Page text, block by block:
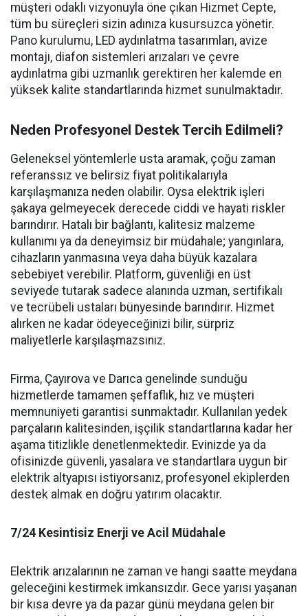
müşteri odaklı vizyonuyla öne çıkan Hizmet Cepte,
tüm bu süreçleri sizin adınıza kusursuzca yönetir.
Pano kurulumu, LED aydınlatma tasarımları, avize
montajı, diafon sistemleri arızaları ve çevre
aydınlatma gibi uzmanlık gerektiren her kalemde en
yüksek kalite standartlarında hizmet sunulmaktadır.
Neden Profesyonel Destek Tercih Edilmeli?
Geleneksel yöntemlerle usta aramak, çoğu zaman
referanssız ve belirsiz fiyat politikalarıyla
karşılaşmanıza neden olabilir. Oysa elektrik işleri
şakaya gelmeyecek derecede ciddi ve hayati riskler
barındırır. Hatalı bir bağlantı, kalitesiz malzeme
kullanımı ya da deneyimsiz bir müdahale; yangınlara,
cihazların yanmasına veya daha büyük kazalara
sebebiyet verebilir. Platform, güvenliği en üst
seviyede tutarak sadece alanında uzman, sertifikalı
ve tecrübeli ustaları bünyesinde barındırır. Hizmet
alırken ne kadar ödeyeceğinizi bilir, sürpriz
maliyetlerle karşılaşmazsınız.
Firma, Çayırova ve Darıca genelinde sunduğu
hizmetlerde tamamen şeffaflık, hız ve müşteri
memnuniyeti garantisi sunmaktadır. Kullanılan yedek
parçaların kalitesinden, işçilik standartlarına kadar her
aşama titizlikle denetlenmektedir. Evinizde ya da
ofisinizde güvenli, yasalara ve standartlara uygun bir
elektrik altyapısı istiyorsanız, profesyonel ekiplerden
destek almak en doğru yatırım olacaktır.
7/24 Kesintisiz Enerji ve Acil Müdahale
Elektrik arızalarının ne zaman ve hangi saatte meydana
geleceğini kestirmek imkansızdır. Gece yarısı yaşanan
bir kısa devre ya da pazar günü meydana gelen bir